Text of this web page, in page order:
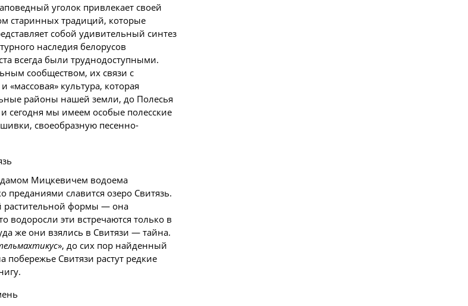
уголок привлекает своей
старинных традиций, которые
собой удивительный синтез
наследия белорусов
всегда были труднодоступными.
сообществом, их связи с
культура, которая
районы нашей земли, до Полесья
сегодня мы имеем особые полесские
своеобразную песенно-
Мицкевичем водоема
преданиями славится озеро Свитязь.
растительной формы — она
водоросли эти встречаются только в
же они взялись в Свитязи — тайна.
», до сих пор найденный
Свитязи растут редкие